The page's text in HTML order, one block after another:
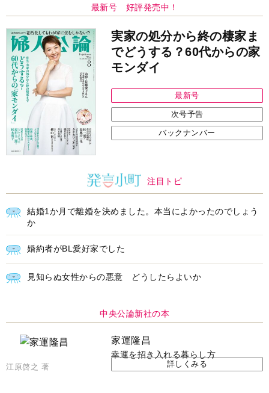
婚約者がBL愛好家でした
見知らぬ女性からの悪意 どうしたらよいか
中央公論新社の本
家運隆昌
幸運を招き入れる暮らし方
江原啓之 著 詳しくみる
備セミナー開催
聴器、新しいスタイルで All in
Ear の「オーティコン ジー